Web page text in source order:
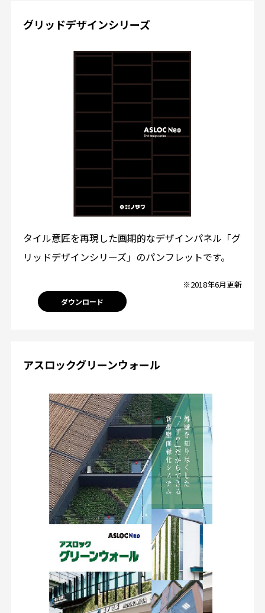
グリッドデザインシリーズ
タイル意匠を再現した画期的なデザインパネル「グ
リッドデザインシリーズ」のパンフレットです。
※2018年6月更新
ダウンロード
アスロックグリーンウォール